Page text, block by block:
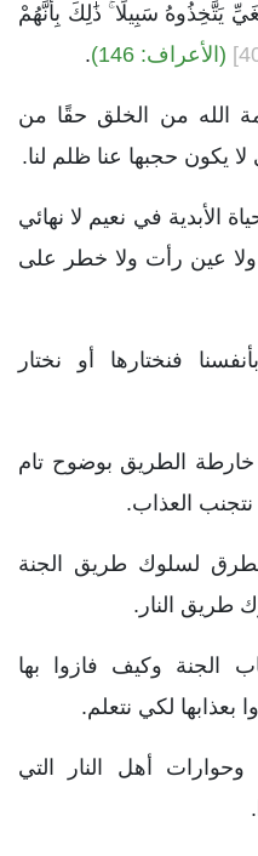
يَتَّخِذُوهُ سَبِيلًا ۚ ذَٰلِكَ بِأَنَّهُمْ
(الأعراف: 146) .
الله من الخلق حقًا من
لا يكون حجبها عنا ظلم لنا.
الأبدية في نعيم لا نهائي
عين رأت ولا خطر على
فنختارها أو نختار
خارطة الطريق بوضوح تام
العذاب.
لسلوك طريق الجنة
طريق النار.
الجنة وكيف فازوا بها
لكي نتعلم.
أهل النار التي